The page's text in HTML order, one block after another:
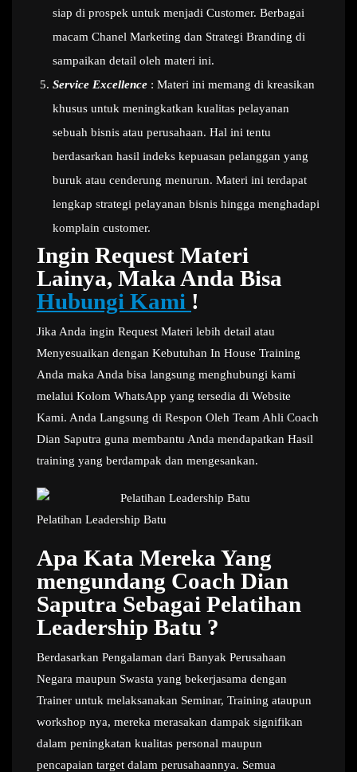
siap di prospek untuk menjadi Customer. Berbagai
macam Chanel Marketing dan Strategi Branding di
sampaikan detail oleh materi ini.
Service Excellence : Materi ini memang di kreasikan
khusus untuk meningkatkan kualitas pelayanan
sebuah bisnis atau perusahaan. Hal ini tentu
berdasarkan hasil indeks kepuasan pelanggan yang
buruk atau cenderung menurun. Materi ini terdapat
lengkap strategi pelayanan bisnis hingga menghadapi
komplain customer.
Ingin Request Materi
Lainya, Maka Anda Bisa
Hubungi Kami !
Jika Anda ingin Request Materi lebih detail atau
Menyesuaikan dengan Kebutuhan In House Training
Anda maka Anda bisa langsung menghubungi kami
melalui Kolom WhatsApp yang tersedia di Website
Kami. Anda Langsung di Respon Oleh Team Ahli Coach
Dian Saputra guna membantu Anda mendapatkan Hasil
training yang berdampak dan mengesankan.
Pelatihan Leadership Batu
Apa Kata Mereka Yang
mengundang Coach Dian
Saputra Sebagai Pelatihan
Leadership Batu ?
Berdasarkan Pengalaman dari Banyak Perusahaan
Negara maupun Swasta yang bekerjasama dengan
Trainer untuk melaksanakan Seminar, Training ataupun
workshop nya, mereka merasakan dampak signifikan
dalam peningkatan kualitas personal maupun
pencapaian target dalam perusahaannya. Semua